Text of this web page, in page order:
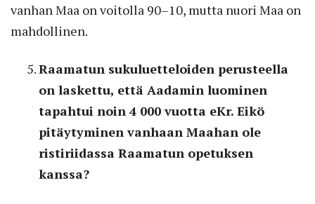
vanhan Maa on voitolla 90–10, mutta nuori Maa on
mahdollinen.
Raamatun sukuluetteloiden perusteella
on laskettu, että Aadamin luominen
tapahtui noin 4 000 vuotta eKr. Eikö
pitäytyminen vanhaan Maahan ole
ristiriidassa Raamatun opetuksen
kanssa?